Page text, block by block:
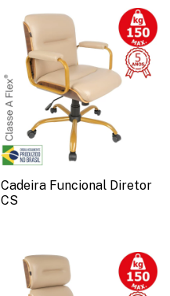
Cadeira Funcional Diretor
CS